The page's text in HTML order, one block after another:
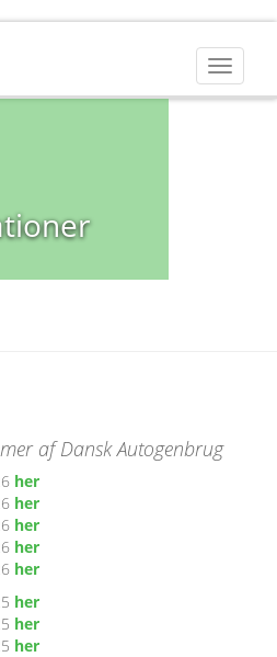
af Dansk Autogenbrug
her
her
her
her
her
her
her
her